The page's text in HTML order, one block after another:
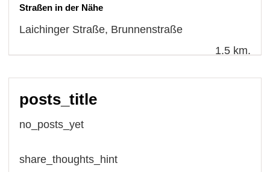
Straßen in der Nähe
Laichinger Straße, Brunnenstraße
1.5 km.
posts_title
no_posts_yet
share_thoughts_hint